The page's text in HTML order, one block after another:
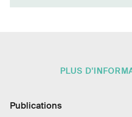
PLUS
Publications